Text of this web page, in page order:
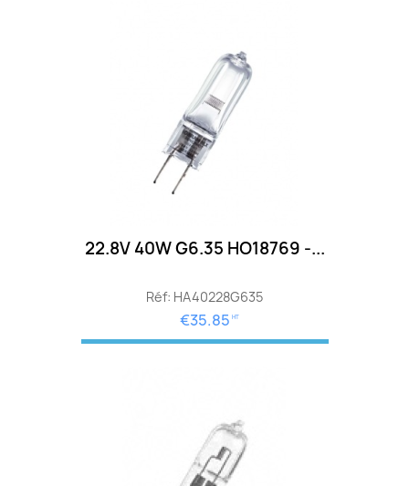
22.8V 40W G6.35 HO18769 -...
Réf: HA40228G635
€35.85 HT